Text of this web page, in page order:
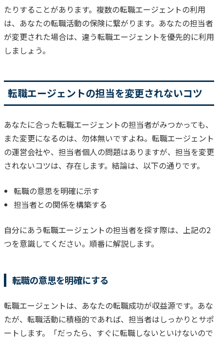
たりすることがあります。 複数の転職エージェントの利用
は、あなたの転職活動の保険に繋がります。 あなたの担当者
が変更された場合は、違う転職エージェントを優先的に利用
しましょう。
転職エージェントの担当を変更されないコツ
あなたに合った転職エージェントの担当者がみつかっても、
また変更になるのは、勿体無いですよね。 転職エージェント
の運営会社や、担当者個人の問題はありますが、担当を変更
されないコツは、存在します。 結論は、以下の通りです。
転職の意思を明確に示す
担当者との関係を構築する
自分にあう転職エージェントの担当者を探す際は、上記の2
つを意識してください。 順番に解説します。
転職の意思を明確にする
転職エージェントは、あなたの転職成功が収益源です。 あな
たが、転職活動に積極的であれば、担当者はしっかりとサポ
ートします。
「だったら、すぐに転職しないといけないので